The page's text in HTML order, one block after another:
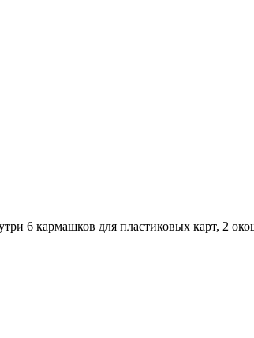
6 кармашков для пластиковых карт, 2